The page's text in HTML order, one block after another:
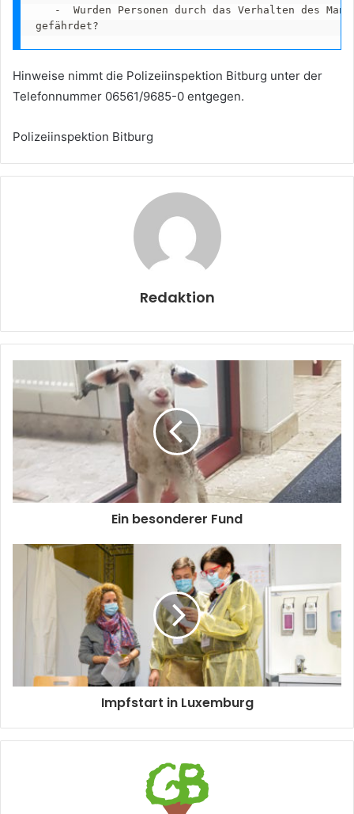
   -	Wurden Personen durch das Verhalten des Mannes geschädigt oder
gefährdet?
Hinweise nimmt die Polizeiinspektion Bitburg unter der
Telefonnummer 06561/9685-0 entgegen.
Polizeiinspektion Bitburg
Redaktion
Ein besonderer Fund
Impfstart in Luxemburg